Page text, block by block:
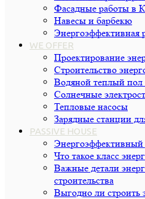
Фасадные работы в
Навесы и барбекю
Энергоэффективная
WE OFFER
Проектирование
Строительство
Водяной теплый пол
Cолнечные
Тепловые насосы
Зарядные станции
PASSIVE HOUSE
Энергоэффективный
Что такое класс
Важные детали
строительства
Выгодно ли строить